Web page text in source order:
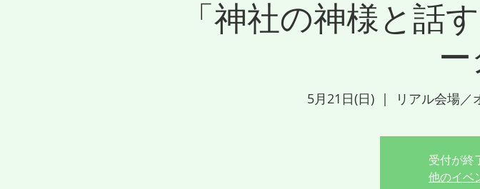
「神社の神様と話
5月21日(日)
  |
リアル会場／
受付が終
他のイベ